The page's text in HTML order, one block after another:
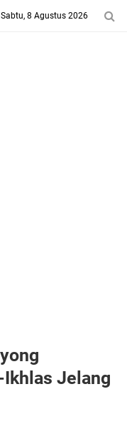
Sabtu, 8 Agustus 2026
Jelang